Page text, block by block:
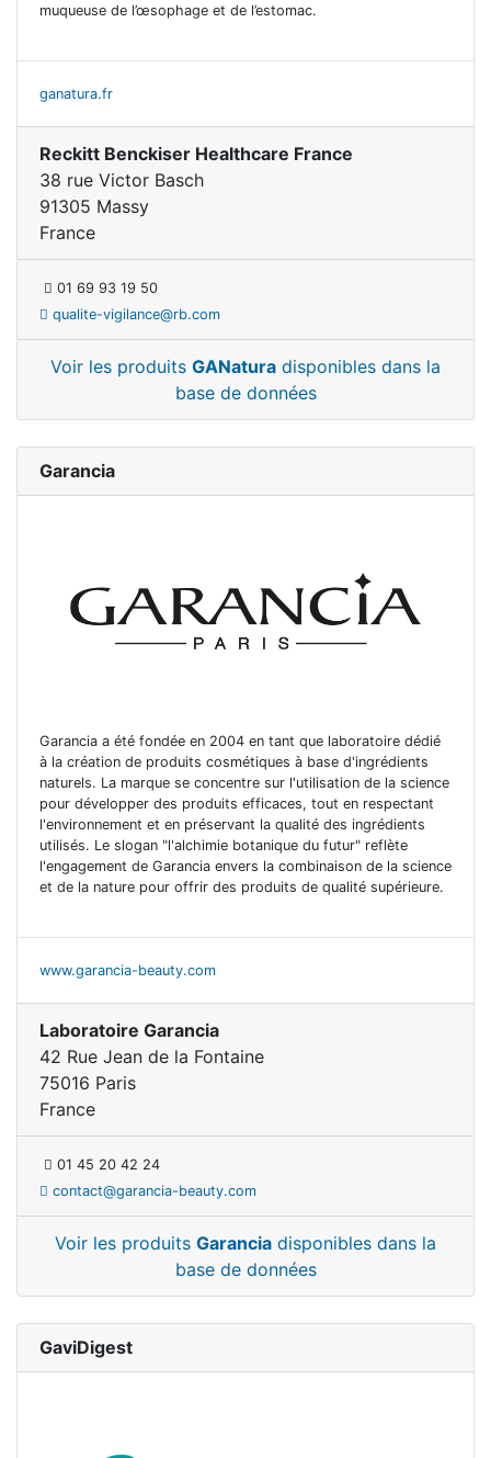
muqueuse de l’œsophage et de l’estomac.
ganatura.fr
Reckitt Benckiser Healthcare France
38 rue Victor Basch
91305 Massy
France
01 69 93 19 50
qualite-vigilance@rb.com
Voir les produits GANatura disponibles dans la
base de données
Garancia
Garancia a été fondée en 2004 en tant que laboratoire dédié
à la création de produits cosmétiques à base d'ingrédients
naturels. La marque se concentre sur l'utilisation de la science
pour développer des produits efficaces, tout en respectant
l'environnement et en préservant la qualité des ingrédients
utilisés. Le slogan "l'alchimie botanique du futur" reflète
l'engagement de Garancia envers la combinaison de la science
et de la nature pour offrir des produits de qualité supérieure.
www.garancia-beauty.com
Laboratoire Garancia
42 Rue Jean de la Fontaine
75016 Paris
France
01 45 20 42 24
contact@garancia-beauty.com
Voir les produits Garancia disponibles dans la
base de données
GaviDigest